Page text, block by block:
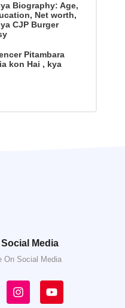
Biography: Age,
Net worth,
CJP Burger
Pitambara
kon Hai , kya
Media
On Social Media